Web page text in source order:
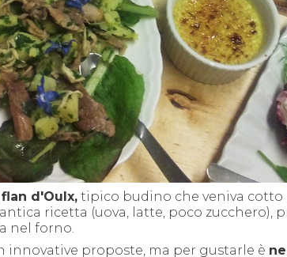
flan d'Oulx, tipico budino che veniva
ricetta (uova, latte, poco zucchero),
nel forno.
innovative proposte, ma per gustarle è